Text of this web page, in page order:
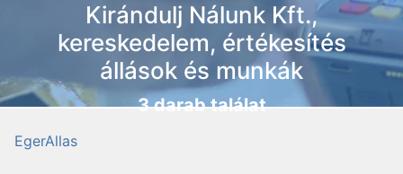
Kirándulj Nálunk Kft.,
kereskedelem, értékesítés
állások és munkák
3 darab találat
EgerAllas